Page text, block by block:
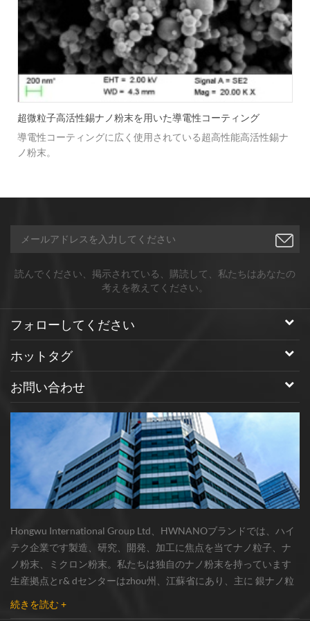
超微粒子高活性錫ナノ粉末を用いた導電性コーティング
導電性コーティングに広く使用されている超高性能高活性錫ナ
ノ粉末。
読んでください、掲示されている、購読して、私たちはあなたの
考えを教えてください。
フォローしてください
ホットタグ
お問い合わせ
Hongwu International Group Ltd、HWNANOブランドでは、ハイ
テク企業です製造、研究、開発、加工に焦点を当てナノ粒子、ナ
ノ粉末、ミクロン粉末。私たちは独自のナノ粉末を持っています
生産拠点とr& dセンターはzhou州、江蘇省にあり、主に 銀ナノ粒
子 、 銅ナノ粒子 、 炭化ケイ素ウィスカー/粉末 、 カーボンナノチ
ューブ 、 グラフェン 、 酸化アルミニウムナノ粒子 、 窒化ケイ素
続きを読む +